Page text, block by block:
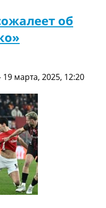
об
19 марта, 2025, 12:20